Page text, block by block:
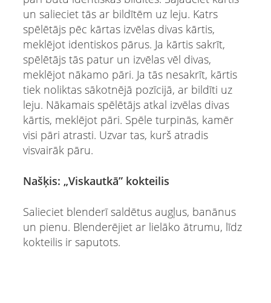
un salieciet tās ar bildītēm uz leju. Katrs
spēlētājs pēc kārtas izvēlas divas kārtis,
meklējot identiskos pārus. Ja kārtis sakrīt,
spēlētājs tās patur un izvēlas vēl divas,
meklējot nākamo pāri. Ja tās nesakrīt, kārtis
tiek noliktas sākotnējā pozīcijā, ar bildīti uz
leju. Nākamais spēlētājs atkal izvēlas divas
kārtis, meklējot pāri. Spēle turpinās, kamēr
visi pāri atrasti. Uzvar tas, kurš atradis
visvairāk pāru.
Našķis: „Viskautkā” kokteilis
Salieciet blenderī saldētus augļus, banānus
un pienu. Blenderējiet ar lielāko ātrumu, līdz
kokteilis ir saputots.